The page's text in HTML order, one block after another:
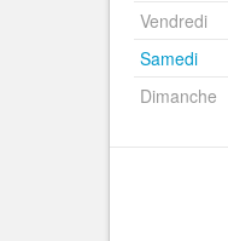
Vendredi
Samedi
Dimanche